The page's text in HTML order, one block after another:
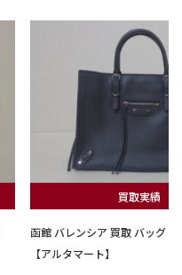
買取実績
函館 バレンシア 買取 バッグ｜
【アルタマート】